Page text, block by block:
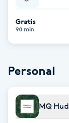
Babylights
Balayage
Bambumassage
Barber
Gratis
90 min
Personal
MQ